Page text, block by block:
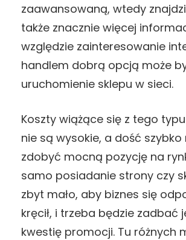
zaawansowaną, wtedy
także znacznie więcej
względzie zainteresowanie
handlem dobrą opcją może
uruchomienie sklepu w sieci.
Koszty wiążące się z tego
nie są wysokie, a dość szybko
zdobyć mocną pozycję na
samo posiadanie strony czy
zbyt mało, aby biznes się
kręcił, i trzeba będzie zadbać
kwestię promocji. Tu różnych